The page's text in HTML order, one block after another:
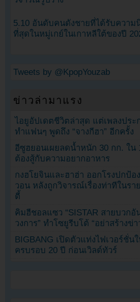
5.10 อันดับคนดังชายที่ได้รับความ
ที่สุดในหมู่เกย์ในเกาหลีใต้ของปี
Tweets by @KpopYouzab
ข่าวล่ามาแรง
ไอยูอัปเดตชีวิตล่าสุด แต่เพลงประ
ทำแฟนๆ พูดถึง “จางกีฮา” อีกครั้ง
อีซูฮยอนเผยลดน้ำหนัก 30 กก. ใน
ต้องสู้กับความอยากอาหาร
กงฮโยจินและฮาฮ่า ออกโรงปกป้อ
วอน หลังถูกวิจารณ์เรื่องท่าทีในรา
ตี้
คิมฮีชอลแซว “SISTAR สายบวกอั
วงการ” ทำโซยูรีบโต้ “อย่าสร้างข่า
BIGBANG เปิดตัวแท่งไฟเวอร์ชั่น
ครบรอบ 20 ปี ก่อนเวิลด์ทัวร์